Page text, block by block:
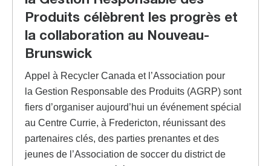
Produits célèbrent les progrès et
la collaboration au Nouveau-
Brunswick
Appel à Recycler Canada et l’Association pour
la Gestion Responsable des Produits (AGRP) sont
fiers d’organiser aujourd’hui un événement spécial
au Centre Currie, à Fredericton, réunissant des
partenaires clés, des parties prenantes et des
jeunes de l’Association de soccer du district de